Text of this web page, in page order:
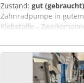
Zustand: gut (gebraucht)
Zahnradpumpe in
Klebstoffe –
Steuerung Siemens
Warnung – 200-Liter-A-
Schwenkarmerhöhung
Position Parkplatz –
Verkauf ab Standort